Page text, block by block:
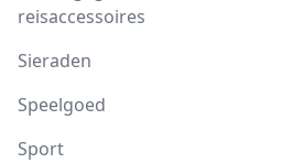
reisaccessoires
Sieraden
Speelgoed
Sport